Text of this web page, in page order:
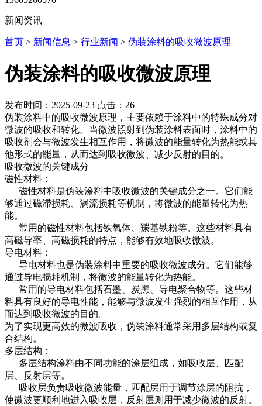
新闻资讯
首页 > 新闻信息 > 行业新闻 > 伪装涂料的吸收微波原理
伪装涂料的吸收微波原理
发布时间：2025-09-23 点击：26
伪装涂料中的吸收微波原理，主要依赖于涂料中的特殊成分对
微波的吸收和转化。当微波照射到伪装涂料表面时，涂料中的
吸收剂会与微波发生相互作用，将微波的能量转化为热能或其
他形式的能量，从而达到吸收微波、减少反射的目的。
吸收微波的关键成分
‌磁性材料‌：
磁性材料是伪装涂料中吸收微波的关键成分之一。它们能
够通过磁滞损耗、涡流损耗等机制，将微波的能量转化为热
能。
常用的磁性材料包括铁氧体、羰基铁粉等。这些材料具有
高磁导率、高磁损耗的特点，能够有效地吸收微波。
‌导电材料‌：
导电材料也是伪装涂料中重要的吸收微波成分。它们能够
通过导电损耗机制，将微波的能量转化为热能。
常用的导电材料包括石墨、炭黑、导电聚合物等。这些材
料具有良好的导电性能，能够与微波发生强烈的相互作用，从
而达到吸收微波的目的。
为了实现更高效的微波吸收，伪装涂料通常采用多层结构或复
合结构。
多层结构‌：
多层结构涂料由不同功能的涂层组成，如吸收层、匹配
层、反射层等。
吸收层负责吸收微波能量，匹配层用于调节涂层的阻抗，
使微波更顺利地进入吸收层，反射层则用于减少微波的反射。